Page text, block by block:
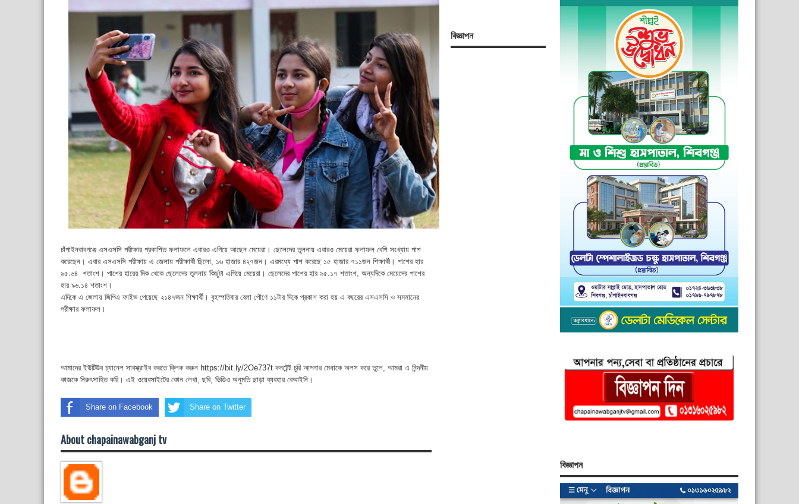
বিজ্ঞাপন
চাঁপাইনবাবগঞ্জে এসএসসি পরীক্ষার প্রকাশিত ফলাফলে এবারও এগিয়ে আছেন মেয়েরা। ছেলেদের তুলনায় এবারও মেয়েরা ফলাফল বেশি সংখ্যায় পাশ
করেছেন। এবার এসএসসি পরীক্ষায় এ জেলায় পরীক্ষার্থী ছিলো, ১৬ হাজার ৪২৭জন। এরমধ্যে পাশ করেছে ১৫ হাজার ৭১১জন শিক্ষার্থী। পাশের হার
৯৫.৬৪ শতাংশ। পাশের হারের দিক থেকে ছেলেদের তুলনায় কিছুটা এগিয়ে মেয়েরা। ছেলেদের পাশের হার ৯৫.১৭ শতাংশ, অন্যদিকে মেয়েদের পাশের
হার ৯৬.১৪ শতাংশ।
এদিকে এ জেলায় জিপিএ ফাইভ পেয়েছে ২১৪৭জন শিক্ষার্থী। বৃহস্পতিবার বেলা পৌণে ১১টার দিকে প্রকাশ করা হয় এ বছরের এসএসসি ও সমমানের
পরীক্ষার ফলাফল।
আমাদের ইউটিউব চ্যানেল সাবস্ক্রাইব করতে ক্লিক করুন https://bit.ly/2Oe737t কনটেন্ট চুরি আপনার মেধাকে অলস করে তুলে, আমরা এ নিন্দনীয়
কাজকে নিরুৎসাহিত করি। এই ওয়েবসাইটের কোন লেখা, ছবি, ভিডিও অনুমতি ছাড়া ব্যবহার বেআইনি।
Share on Facebook Share on Twitter
About chapainawabganj tv
বিজ্ঞাপন